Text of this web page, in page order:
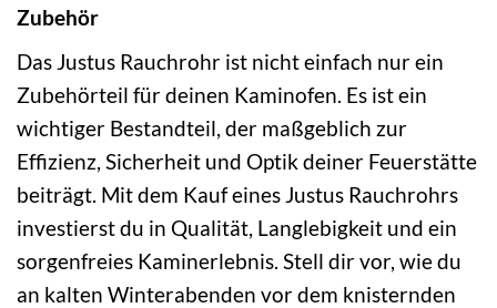
Zubehör
Das Justus Rauchrohr ist nicht einfach nur ein
Zubehörteil für deinen Kaminofen. Es ist ein
wichtiger Bestandteil, der maßgeblich zur
Effizienz, Sicherheit und Optik deiner Feuerstätte
beiträgt. Mit dem Kauf eines Justus Rauchrohrs
investierst du in Qualität, Langlebigkeit und ein
sorgenfreies Kaminerlebnis. Stell dir vor, wie du
an kalten Winterabenden vor dem knisternden